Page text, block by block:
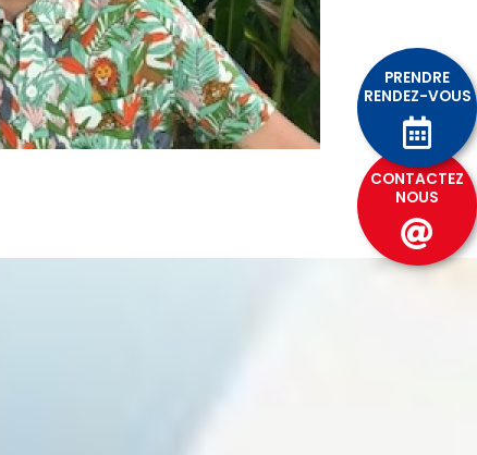
PRENDRE
RENDEZ-VOUS
CONTACTEZ
NOUS